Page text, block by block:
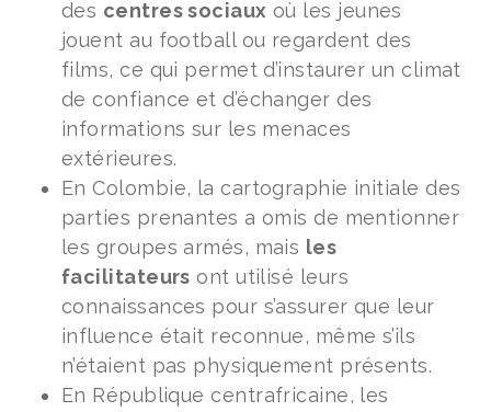
des centres sociaux où les jeunes
jouent au football ou regardent des
films, ce qui permet d’instaurer un climat
de confiance et d’échanger des
informations sur les menaces
extérieures.
En Colombie, la cartographie initiale des
parties prenantes a omis de mentionner
les groupes armés, mais les
facilitateurs ont utilisé leurs
connaissances pour s’assurer que leur
influence était reconnue, même s’ils
n’étaient pas physiquement présents.
En République centrafricaine, les